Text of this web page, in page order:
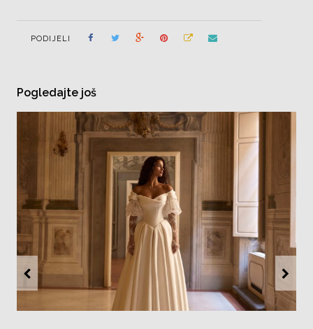
PODIJELI
Pogledajte još